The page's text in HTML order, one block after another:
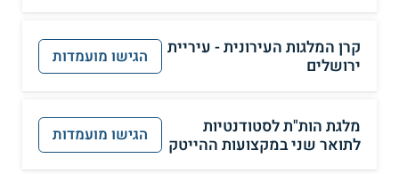
קרן המלגות העירונית - עיריית
ירושלים
הגישו מועמדות
מלגת הות"ת לסטודנטיות
לתואר שני במקצועות ההייטק
הגישו מועמדות